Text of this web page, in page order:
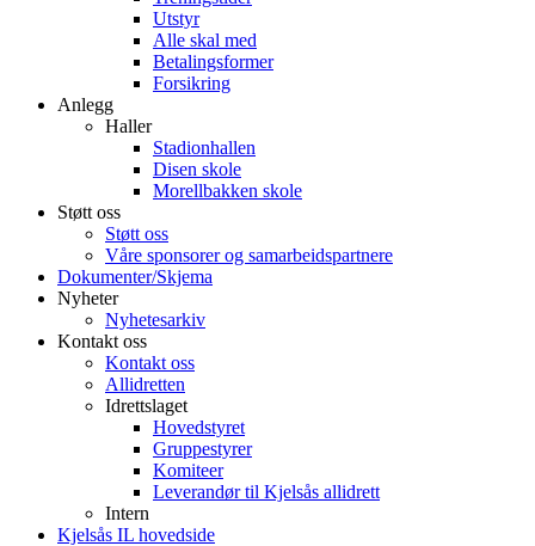
Utstyr
Alle skal med
Betalingsformer
Forsikring
Anlegg
Haller
Stadionhallen
Disen skole
Morellbakken skole
Støtt oss
Støtt oss
Våre sponsorer og samarbeidspartnere
Dokumenter/Skjema
Nyheter
Nyhetesarkiv
Kontakt oss
Kontakt oss
Allidretten
Idrettslaget
Hovedstyret
Gruppestyrer
Komiteer
Leverandør til Kjelsås allidrett
Intern
Kjelsås IL hovedside